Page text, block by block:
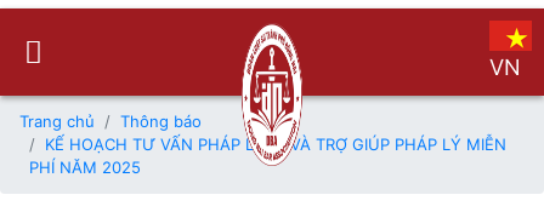
VN
Trang chủ
Thông báo
KẾ HOẠCH TƯ VẤN PHÁP LUẬT VÀ TRỢ GIÚP PHÁP LÝ MIỄN
PHÍ NĂM 2025